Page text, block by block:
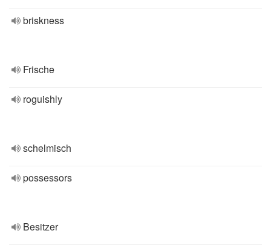
briskness
Frische
roguishly
schelmisch
possessors
Besitzer